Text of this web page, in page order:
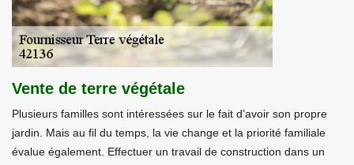
Vente de terre végétale
Plusieurs familles sont intéressées sur le fait d’avoir son propre
jardin. Mais au fil du temps, la vie change et la priorité familiale
évalue également. Effectuer un travail de construction dans un